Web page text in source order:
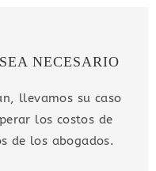
NECESARIO
llevamos su caso
los costos de
de los abogados.